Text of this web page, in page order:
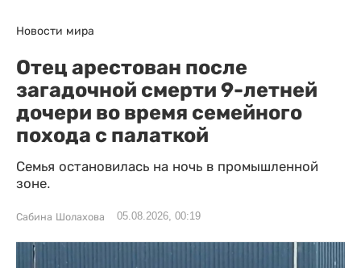
Новости мира
Отец арестован после
загадочной смерти 9-летней
дочери во время семейного
похода с палаткой
Семья остановилась на ночь в промышленной
зоне.
Сабина Шолахова 05.08.2026, 00:19